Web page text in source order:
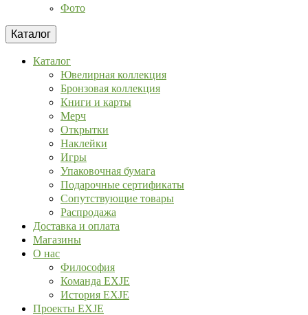
Фото
Каталог
Каталог
Ювелирная коллекция
Бронзовая коллекция
Книги и карты
Мерч
Открытки
Наклейки
Игры
Упаковочная бумага
Подарочные сертификаты
Сопутствующие товары
Распродажа
Доставка и оплата
Магазины
О нас
Философия
Команда EXJE
История EXJE
Проекты EXJE